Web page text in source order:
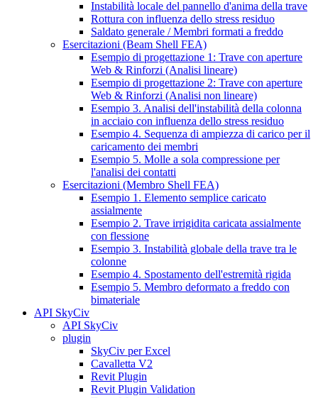
Instabilità locale del pannello d'anima della trave
Rottura con influenza dello stress residuo
Saldato generale / Membri formati a freddo
Esercitazioni (Beam Shell FEA)
Esempio di progettazione 1: Trave con aperture
Web & Rinforzi (Analisi lineare)
Esempio di progettazione 2: Trave con aperture
Web & Rinforzi (Analisi non lineare)
Esempio 3. Analisi dell'instabilità della colonna
in acciaio con influenza dello stress residuo
Esempio 4. Sequenza di ampiezza di carico per il
caricamento dei membri
Esempio 5. Molle a sola compressione per
l'analisi dei contatti
Esercitazioni (Membro Shell FEA)
Esempio 1. Elemento semplice caricato
assialmente
Esempio 2. Trave irrigidita caricata assialmente
con flessione
Esempio 3. Instabilità globale della trave tra le
colonne
Esempio 4. Spostamento dell'estremità rigida
Esempio 5. Membro deformato a freddo con
bimateriale
API SkyCiv
API SkyCiv
plugin
SkyCiv per Excel
Cavalletta V2
Revit Plugin
Revit Plugin Validation